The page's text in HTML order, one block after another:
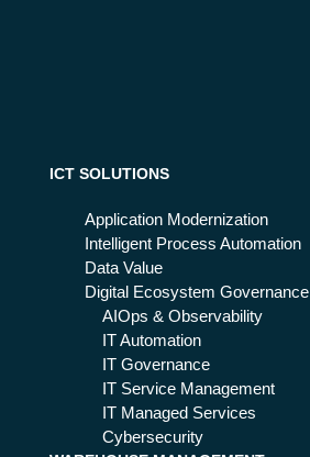
on:
ICT SOLUTIONS
Application Modernization
Intelligent Process Automation
Data Value
Digital Ecosystem Governance
AIOps & Observability
IT Automation
IT Governance
IT Service Management
IT Managed Services
Cybersecurity